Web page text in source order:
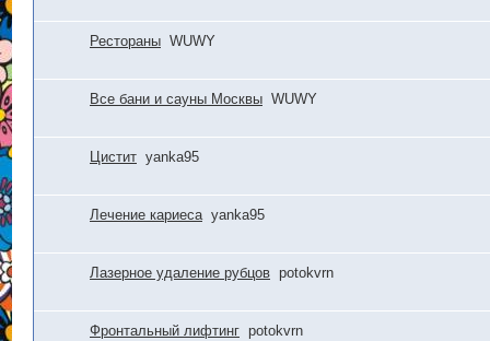
Рестораны WUWY
Все бани и сауны Москвы WUWY
Цистит yanka95
Лечение кариеса yanka95
Лазерное удаление рубцов potokvrn
Фронтальный лифтинг potokvrn